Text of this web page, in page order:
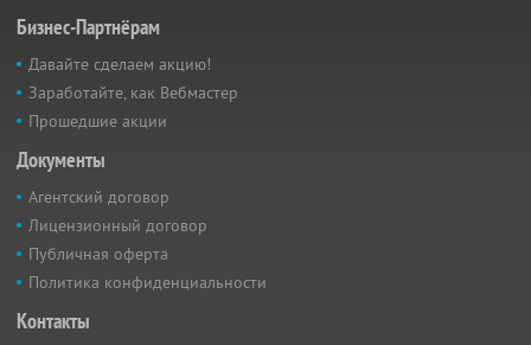
Бизнес-Партнёрам
Давайте сделаем акцию!
Заработайте, как Вебмастер
Прошедшие акции
Документы
Агентский договор
Лицензионный договор
Публичная оферта
Политика конфиденциальности
Контакты